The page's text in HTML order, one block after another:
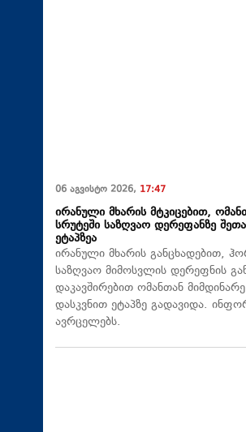
06 აგვისტო 2026, 17:47
ირანული მხარის მტკიცებით,
სრუტეში საზღვაო დერეფანზე
ეტაპზეა
ირანული მხარის განცხადებით,
საზღვაო მიმოსვლის დერეფნის
დაკავშირებით ომანთან
დასკვნით ეტაპზე გადავიდა.
ავრცელებს.